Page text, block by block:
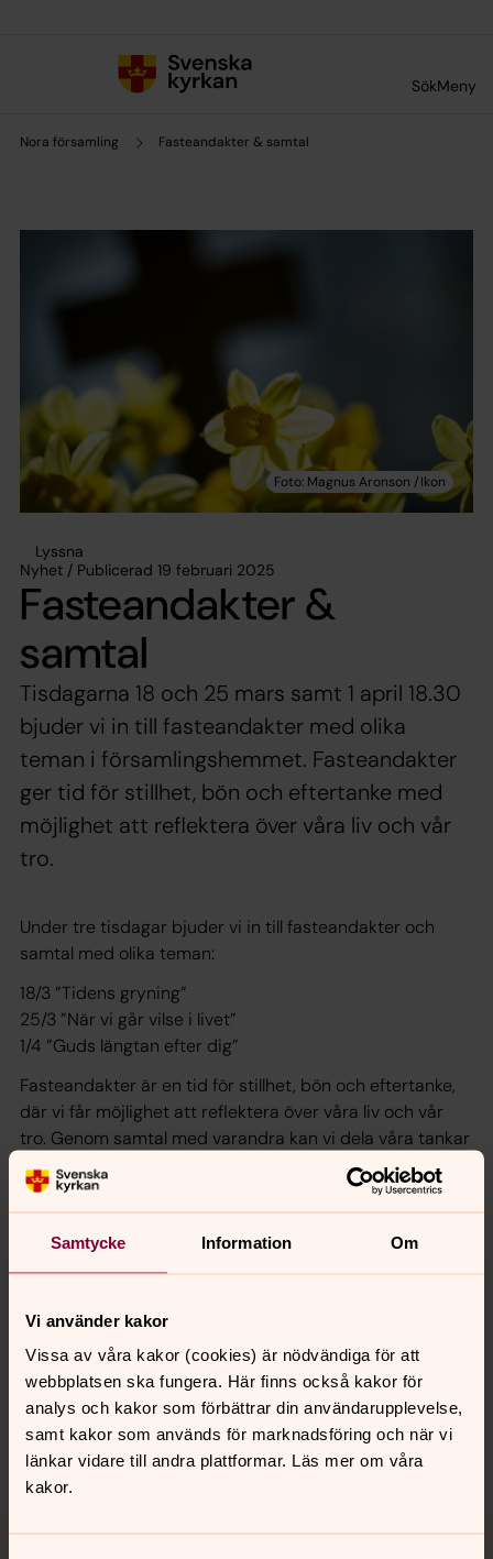
Samtycke Information Om
Vi använder kakor
Vissa av våra kakor (cookies) är nödvändiga för att
webbplatsen ska fungera. Här finns också kakor för
analys och kakor som förbättrar din användarupplevelse,
samt kakor som används för marknadsföring och när vi
länkar vidare till andra plattformar. Läs mer om våra
kakor.
SökMeny
Nora församling Fasteandakter & samtal
Lyssna
Nyhet / Publicerad 19 februari 2025
Fasteandakter &
samtal
Tisdagarna 18 och 25 mars samt 1 april 18.30
bjuder vi in till fasteandakter med olika
teman i församlingshemmet. Fasteandakter
ger tid för stillhet, bön och eftertanke med
möjlighet att reflektera över våra liv och vår
tro.
Under tre tisdagar bjuder vi in till fasteandakter och
samtal med olika teman:
18/3 ”Tidens gryning”
25/3 ”När vi går vilse i livet”
1/4 ”Guds längtan efter dig”
Fasteandakter är en tid för stillhet, bön och eftertanke,
där vi får möjlighet att reflektera över våra liv och vår
tro. Genom samtal med varandra kan vi dela våra tankar
och erfarenheter, vilket skapar en djupare gemenskap
och förståelse. Dessa stunder hjälper oss att hitta inre
ro och styrka, och ger oss verktyg att möta vardagens
utmaningar med ett öppet hjärta.
Synpunkter eller frågor på sidans
innehåll?
nora.tarnsjo.forsamling@svenskakyrkan.se
Dela